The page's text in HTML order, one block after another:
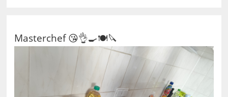
Masterchef 😘👌🍳🍽️🔪